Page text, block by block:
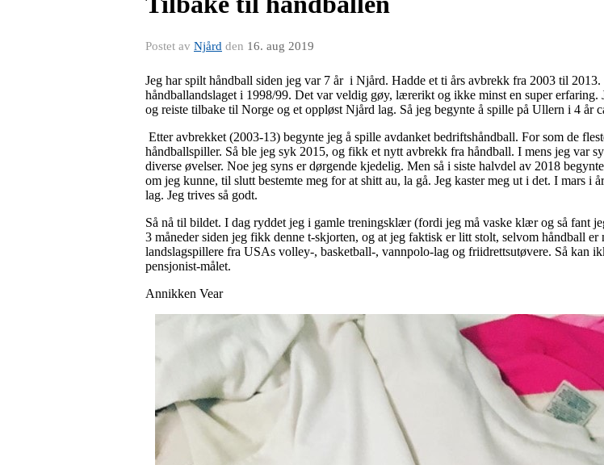
Postet av Njård den 16. aug 2019
Jeg har spilt håndball siden jeg var 7 år i Njård. Hadde et ti års avbrekk fra 2003 til
håndballandslaget i 1998/99. Det var veldig gøy, lærerikt og ikke minst en super
og reiste tilbake til Norge og et oppløst Njård lag. Så jeg begynte å spille på Ullern i 4 år
Etter avbrekket (2003-13) begynte jeg å spille avdanket bedriftshåndball. For som de
håndballspiller. Så ble jeg syk 2015, og fikk et nytt avbrekk fra håndball. I mens jeg var
diverse øvelser. Noe jeg syns er dørgende kjedelig. Men så i siste halvdel av 2018
om jeg kunne, til slutt bestemte meg for at shitt au, la gå. Jeg kaster meg ut i det. I mars
lag. Jeg trives så godt.
Så nå til bildet. I dag ryddet jeg i gamle treningsklær (fordi jeg må vaske klær og så fant
3 måneder siden jeg fikk denne t-skjorten, og at jeg faktisk er litt stolt, selvom håndball
landslagspillere fra USAs volley-, basketball-, vannpolo-lag og friidrettsutøvere. Så kan
pensjonist-målet.
Annikken Vear